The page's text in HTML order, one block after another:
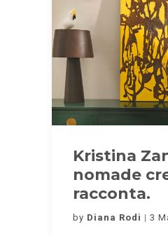
Kristina
nomade
racconta.
by Diana Rodi 3